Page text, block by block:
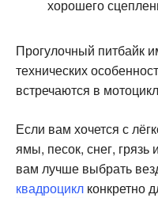
хорошего
Прогулочный питбайк
технических
встречаются в
Если вам хочется с
ямы, песок, снег, грязь
вам лучше выбрать
квадроцикл конкретно